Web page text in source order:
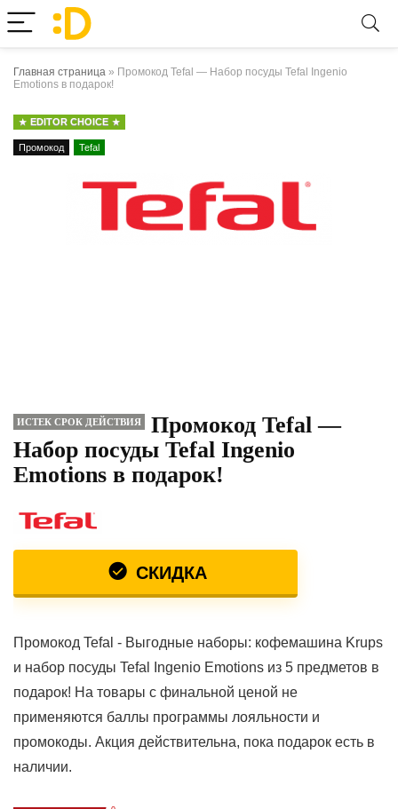
Главная страница » Промокод Tefal — Набор посуды Tefal Ingenio
Emotions в подарок!
EDITOR CHOICE
Промокод Tefal
ИСТЕК СРОК ДЕЙСТВИЯ
Промокод Tefal —
Набор посуды Tefal Ingenio
Emotions в подарок!
СКИДКА
Промокод Tefal - Выгодные наборы: кофемашина Krups
и набор посуды Tefal Ingenio Emotions из 5 предметов в
подарок! На товары с финальной ценой не
применяются баллы программы лояльности и
промокоды. Акция действительна, пока подарок есть в
наличии.